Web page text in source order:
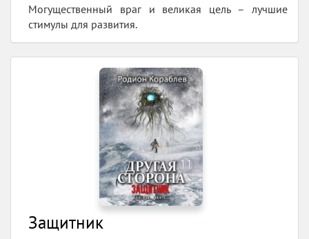
Могущественный враг и великая цель – лучшие
стимулы для развития.
Защитник